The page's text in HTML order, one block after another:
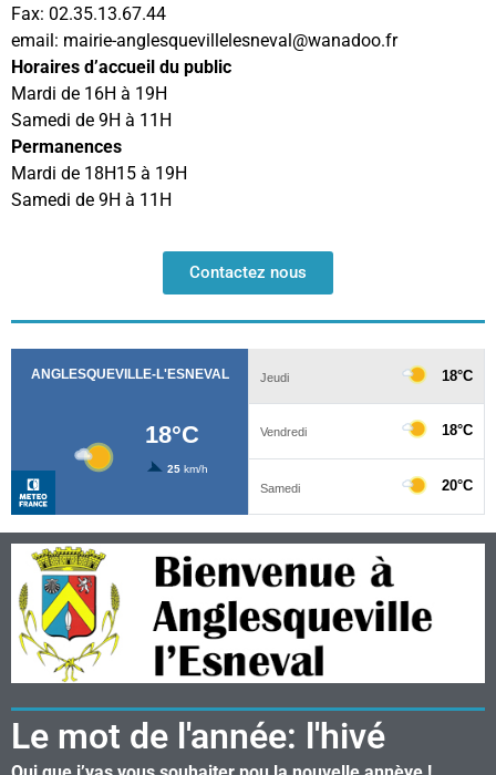
Fax: 02.35.13.67.44
email: mairie-anglesquevillelesneval@wanadoo.fr
Horaires d’accueil du public
Mardi de 16H à 19H
Samedi de 9H à 11H
Permanences
Mardi de 18H15 à 19H
Samedi de 9H à 11H
Contactez nous
Le mot de l'année: l'hivé